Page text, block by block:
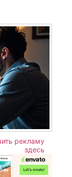
рекламу
здесь